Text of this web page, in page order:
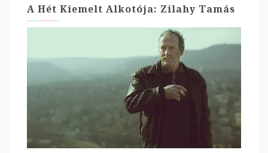
A Hét Kiemelt Alkotója: Zilahy Tamás